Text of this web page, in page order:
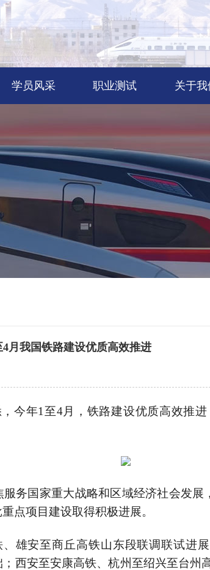
学员风采 职业测试 关于我
月我国铁路建设优质高效推进
今年1至4月，铁路建设优质高效推
务国家重大战略和区域经济社会发展
点项目建设取得积极进展。
雄安至商丘高铁山东段联调联试进
西安至安康高铁、杭州至绍兴至台州